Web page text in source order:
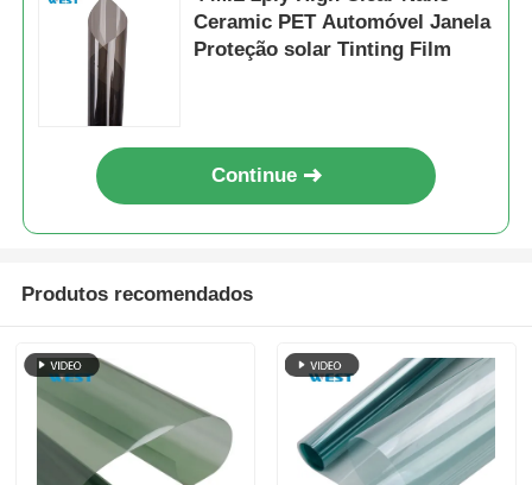
Ceramic PET Automóvel Janela
Proteção solar Tinting Film
Continue
Produtos recomendados